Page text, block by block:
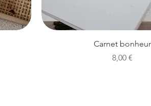
Aperçu rapide
Carnet bonheur
Prix
8,00 €